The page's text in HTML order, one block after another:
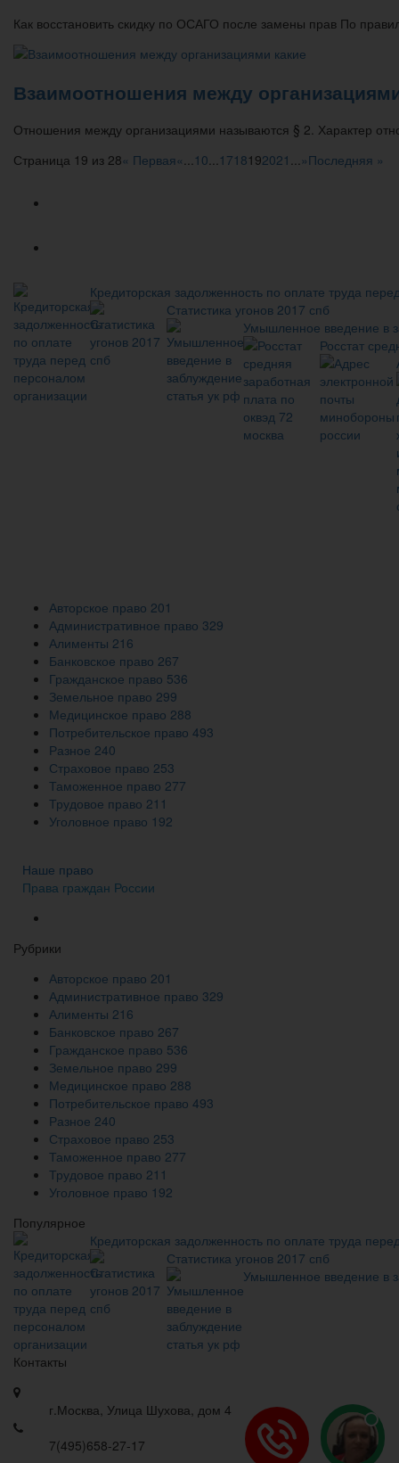
Как восстановить скидку по ОСАГО после замены прав По
Взаимоотношения между
Отношения между организациями называются § 2. Характер
Страница 19 из 28« Первая« 10 1718192021 »Последняя »
Кредиторская задолженность по оплате труда
Статистика угонов 2017 спб
Умышленное введение в
Росстат
Авторское право 201
Административное право 329
Алименты 216
Банковское право 267
Гражданское право 536
Земельное право 299
Медицинское право 288
Потребительское право 493
Разное 240
Страховое право 253
Таможенное право 277
Трудовое право 211
Уголовное право 192
Наше право
Права граждан России
Рубрики
Авторское право 201
Административное право 329
Алименты 216
Банковское право 267
Гражданское право 536
Земельное право 299
Медицинское право 288
Потребительское право 493
Разное 240
Страховое право 253
Таможенное право 277
Трудовое право 211
Уголовное право 192
Популярное
Кредиторская задолженность по оплате труда
Статистика угонов 2017 спб
Умышленное введение в
Контакты
г.Москва, Улица Шухова, дом 4
7(495)658-27-17